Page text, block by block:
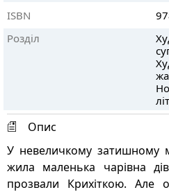
ISBN
Розділ
Опис
У невеличкому затишному
жила маленька чарівна
прозвали Крихіткою. Але